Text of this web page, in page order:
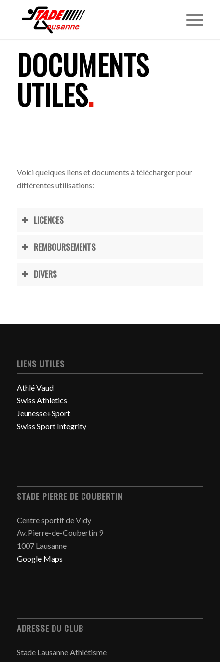
DOCUMENTS
UTILES.
Voici quelques liens et documents à télécharger pour
différentes utilisations:
LICENCES
REMBOURSEMENTS
DIVERS
LIENS UTILES
Athlé Vaud
Swiss Athletics
Jeunesse+Sport
Swiss Sport Integrity
STADE PIERRE DE COUBERTIN
Centre sportif de Vidy
Av. Pierre-de-Coubertin 9
1007 Lausanne
Google Maps
ADRESSE DU CLUB
Stade Lausanne Athlétisme